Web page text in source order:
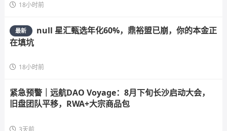
18小时前
最新
null 星汇甄选年化60%，鼎裕盟已崩，你的本金正
在填坑
18小时前
紧急预警｜远航DAO Voyage：8月下旬长沙启动大会，
旧盘团队平移，RWA+大宗商品包
3天前